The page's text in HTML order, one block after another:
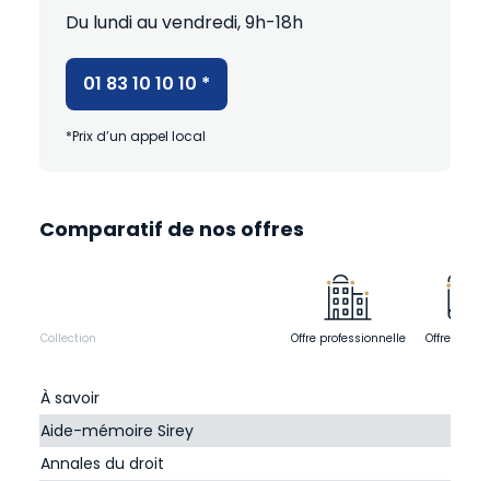
Du lundi au vendredi, 9h-18h
01 83 10 10 10 *
*Prix d’un appel local
Comparatif de nos offres
Collection Offre professionnelle Offre
À savoir
Aide-mémoire Sirey
Annales du droit